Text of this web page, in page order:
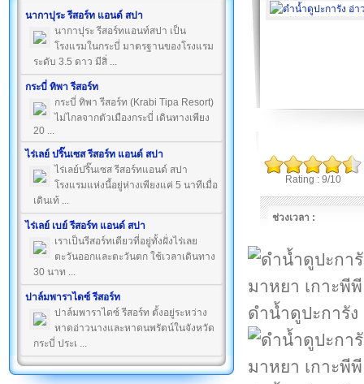
นากาปุระ รีสอร์ท แอนด์ สปา
นากาปุระ รีสอร์ทแอนท์สปา เป็น
โรงแรมในกระบี่ มาตรฐานของโรงแรม
ระดับ 3.5 ดาว มีสิ่ ...
กระบี่ ทิพา รีสอร์ท
กระบี่ ทิพา รีสอร์ท (Krabi Tipa Resort)
ไม่ไกลจากตัวเมืองกระบี่ เดินทางเพียง
20 ...
ไร่เลย์ ปริ๊นเซส รีสอร์ท แอนด์ สปา
ไร่เลย์ปริ๊นเซส รีสอร์ทแอนด์ สปา
โรงแรมแห่งนี้อยู่ห่างเพียงแค่ 5 นาทีเมื่อ
เดินเท้ ...
ไร่เลย์ เบย์ รีสอร์ท แอนด์ สปา
เราเป็นรีสอร์ทเดียวที่อยู่ทั้งฝั่งไร่เลย
ตะวันออกและตะวันตก ใช้เวลาเดินทาง
30 นาท ...
ปาล์มพาราไดซ์ รีสอร์ท
ปาล์มพาราไดซ์ รีสอร์ท ตั้งอยู่ระหว่าง
หาดอ่าวนางและหาดนพรัตน์ในจังหวัด
กระบี่ ประเ ...
Rating : 9/10
ช่วงเวลา :
ดำน้ำดูปะการัง